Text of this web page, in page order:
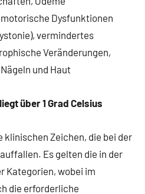
Dysfunktionen
vermindertes
Veränderungen,
und Haut
über 1 Grad Celsius
Zeichen, die bei der
Es gelten die in der
Kategorien, wobei im
die erforderliche